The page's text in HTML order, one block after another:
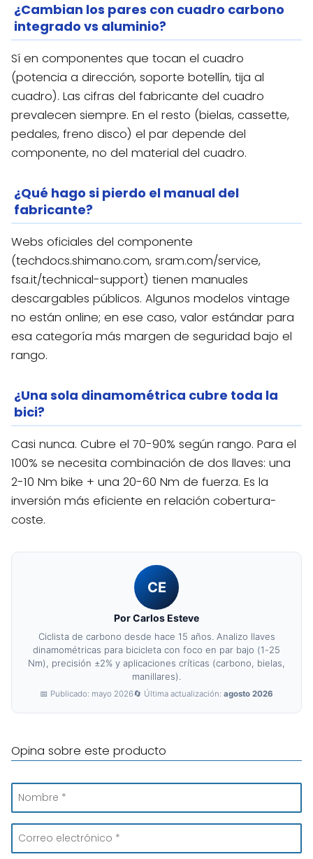
¿Cambian los pares con cuadro carbono
integrado vs aluminio?
Sí en componentes que tocan el cuadro
(potencia a dirección, soporte botellín, tija al
cuadro). Las cifras del fabricante del cuadro
prevalecen siempre. En el resto (bielas, cassette,
pedales, freno disco) el par depende del
componente, no del material del cuadro.
¿Qué hago si pierdo el manual del
fabricante?
Webs oficiales del componente
(techdocs.shimano.com, sram.com/service,
fsa.it/technical-support) tienen manuales
descargables públicos. Algunos modelos vintage
no están online; en ese caso, valor estándar para
esa categoría más margen de seguridad bajo el
rango.
¿Una sola dinamométrica cubre toda la
bici?
Casi nunca. Cubre el 70-90% según rango. Para el
100% se necesita combinación de dos llaves: una
2-10 Nm bike + una 20-60 Nm de fuerza. Es la
inversión más eficiente en relación cobertura-
coste.
CE
Por Carlos Esteve
Ciclista de carbono desde hace 15 años. Analizo llaves
dinamométricas para bicicleta con foco en par bajo (1-25
Nm), precisión ±2% y aplicaciones críticas (carbono, bielas,
manillares).
📅 Publicado: mayo 2026🔄 Última actualización: agosto 2026
Opina sobre este producto